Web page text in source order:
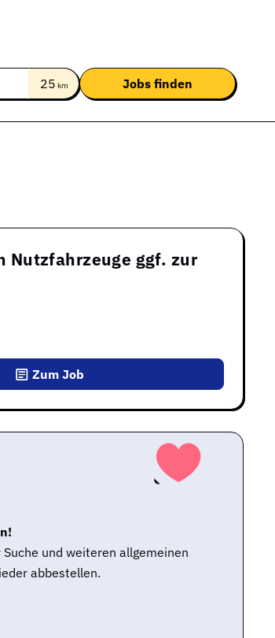
25 km
Nutzfahrzeuge ggf. zur
Zum Job
und weiteren allgemeinen
abbestellen.